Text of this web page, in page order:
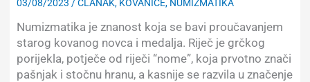
03/08/2023 /ČLANAK, KOVANICE, NUMIZMATIKA
Numizmatika je znanost koja se bavi proučavanjem
starog kovanog novca i medalja. Riječ je grčkog
porijekla, potječe od riječi “nome”, koja prvotno znači
pašnjak i stočnu hranu, a kasnije se razvila u značenje